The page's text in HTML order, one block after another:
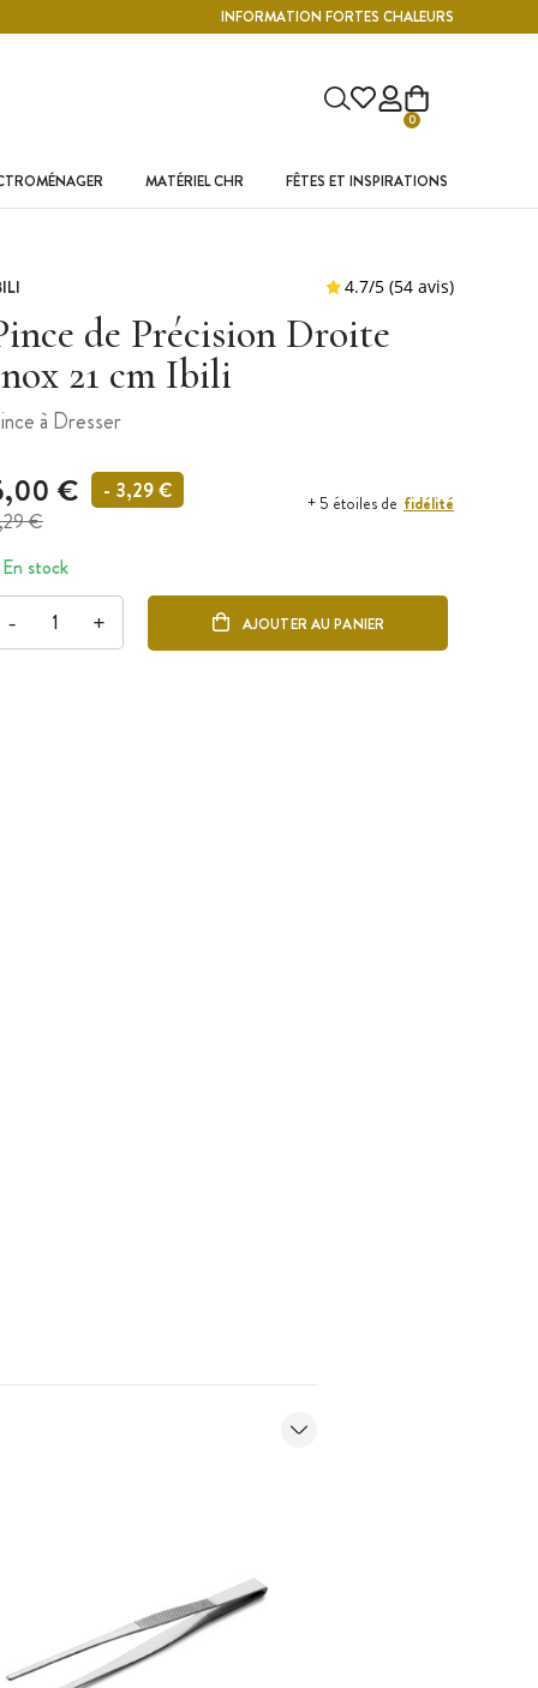
INFORMATION FORTES CHALEURS
0
MATÉRIEL CHR FÊTES ET INSPIRATIONS
de Précision Droite
21 cm Ibili
à Dresser
€
€
- 3,29 € + 5 étoiles de fidélité
En stock
- + AJOUTER AU PANIER